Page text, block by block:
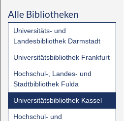
Alle Bibliotheken
Universitäts- und
Landesbibliothek Darmstadt
Universitätsbibliothek Frankfurt
Hochschul-, Landes- und
Stadtbibliothek Fulda
Universitätsbibliothek Kassel
Hochschul- und